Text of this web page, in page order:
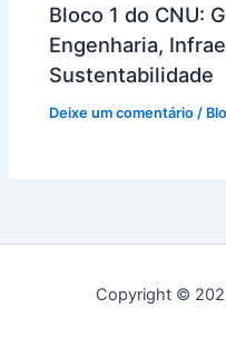
Bloco 1 do CNU:
Engenharia,
Sustentabilidade
Deixe um comentário /
Copyright ©